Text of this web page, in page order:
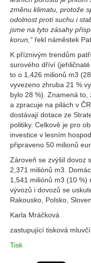
změnu klimatu, protože
odolnost proti suchu i
jsme na tyto zásahy
korun,“ řekl náměstek
K příznivým trendům
surového dříví
to o 1,426 milionů m3
vyvezeno zhruba 21 %
bylo 28 %). Znamená
a zpracuje na pilách v
dostávají dotace ze
politiky. Celkově je pro
investice v lesním
připraveno 50 milionů
Zároveň se zvýšil dovoz
2,371 miliónů m3.
1,541 miliónů m3 (10 %)
vývozů i dovozů se
Rakousko, Polsko,
Karla Mráčková
zastupující tisková
Tisk